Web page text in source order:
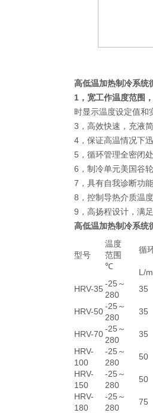
高低温加热制冷系统
1，宽工作温度范围
时显示温度设定值和
3，高效快速，充液
4，保证高温情况下
5，循环管理全密闭
6，制冷单元美国谷
7，具有自我诊断功
8，控制导热介质温
9，高扬程设计，满
高低温加热制冷系统
型号
温度
范围
℃
循
L/
HRV-35
-25～
280
35
HRV-50
-25～
280
35
HRV-70
-25～
280
35
HRV-
100
-25～
280
50
HRV-
150
-25～
280
50
HRV-
180
-25～
280
75